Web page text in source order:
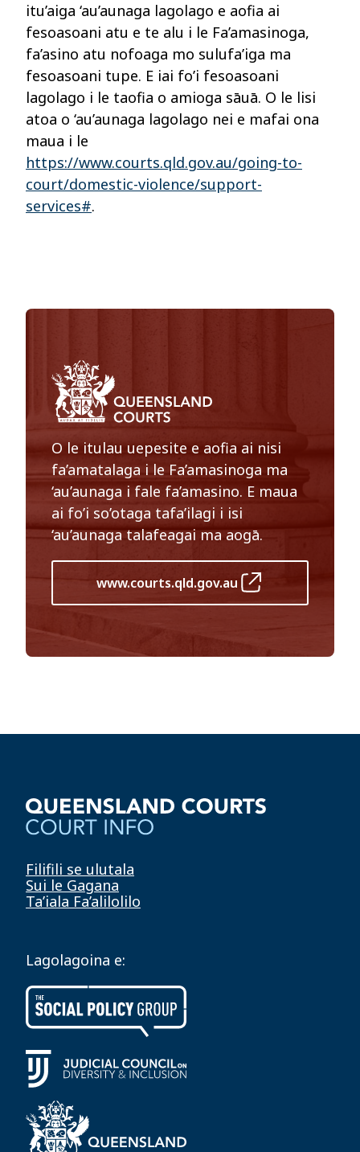
itu’aiga ‘au’aunaga lagolago e aofia ai
fesoasoani atu e te alu i le Fa’amasinoga,
fa’asino atu nofoaga mo sulufa’iga ma
fesoasoani tupe. E iai fo’i fesoasoani
lagolago i le taofia o amioga sāuā. O le lisi
atoa o ‘au’aunaga lagolago nei e mafai ona
maua i le
https://www.courts.qld.gov.au/going-to-
court/domestic-violence/support-
services#.
O le itulau uepesite e aofia ai nisi
fa’amatalaga i le Fa’amasinoga ma
‘au’aunaga i fale fa’amasino. E maua
ai fo’i so’otaga tafa’ilagi i isi
‘au’aunaga talafeagai ma aogā.
www.courts.qld.gov.au
Filifili se ulutala
Sui le Gagana
Ta’iala Fa’alilolilo
Lagolagoina e: